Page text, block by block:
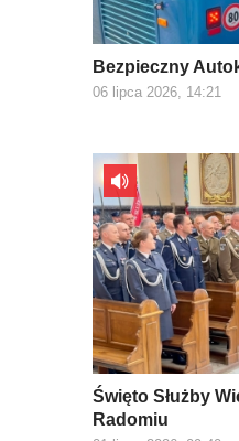
Bezpieczny
06 lipca 2026, 14:21
Święto Służby
Radomiu